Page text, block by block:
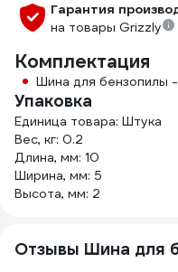
Гарантия
на товары Grizzly
Комплектация
Шина для бензопилы -
Упаковка
Единица товара: Штука
Вес, кг: 0.2
Длина, мм: 10
Ширина, мм: 5
Высота, мм: 2
Отзывы Шина для